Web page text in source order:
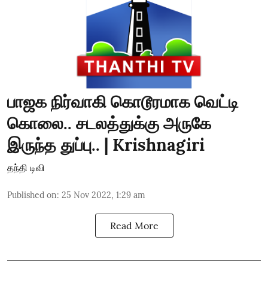
பாஜக நிர்வாகி கொடூரமாக வெட்டி
கொலை.. சடலத்துக்கு அருகே
இருந்த துப்பு.. | Krishnagiri
தந்தி டிவி
Published on: 25 Nov 2022, 1:29 am
Read More